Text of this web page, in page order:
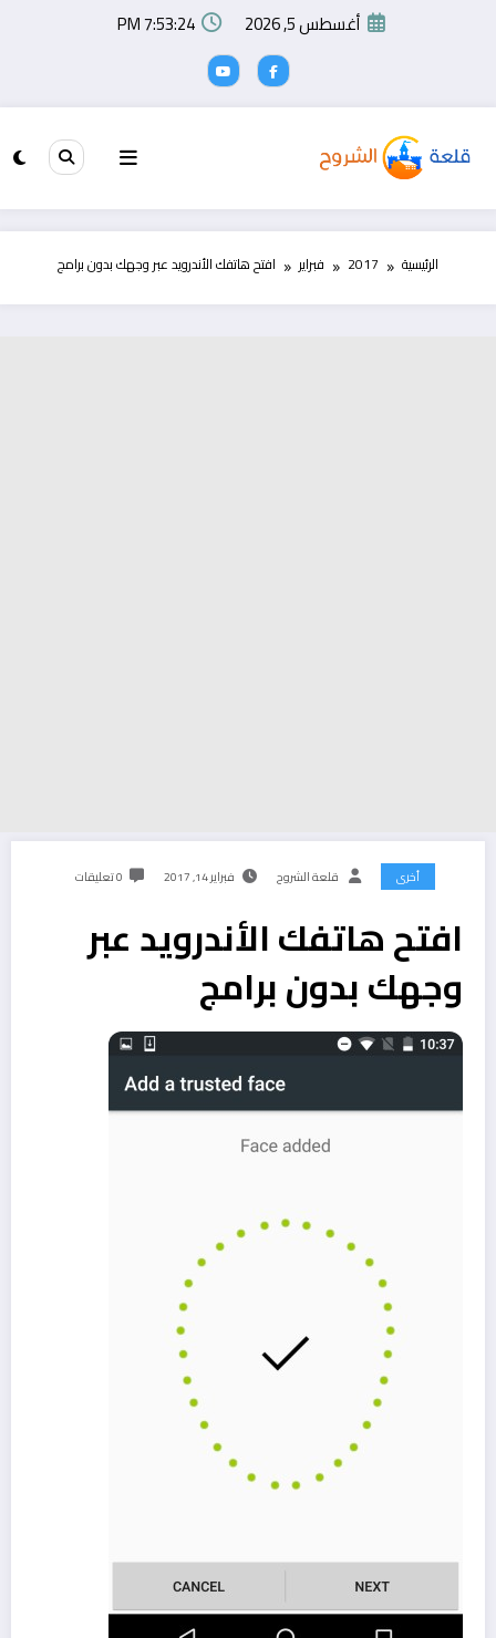
أغسطس 5, 2026 7:53:25 PM
الرئيسية 2017 فبراير افتح هاتفك الأندرويد عبر وجهك بدون برامج
أخرى قلعة الشروح فبراير 14, 2017 0 تعليقات
افتح هاتفك الأندرويد عبر
وجهك بدون برامج